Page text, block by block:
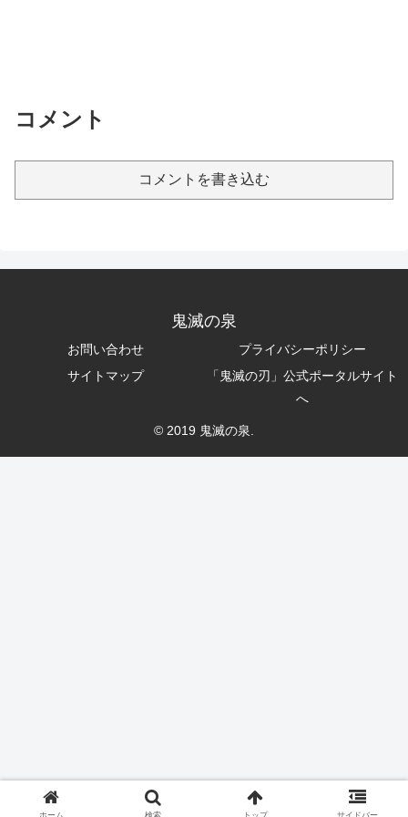
コメント
コメントを書き込む
鬼滅の泉
お問い合わせ
プライバシーポリシー
サイトマップ
「鬼滅の刃」公式ポータルサイト
へ
© 2019 鬼滅の泉.
ホーム 検索 トップ サイドバー